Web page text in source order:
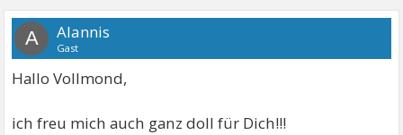
A Alannis
Gast
Hallo Vollmond,
ich freu mich auch ganz doll für Dich!!!